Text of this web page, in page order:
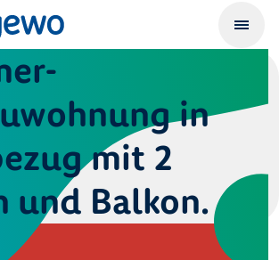
in
mit 2
und Balkon.